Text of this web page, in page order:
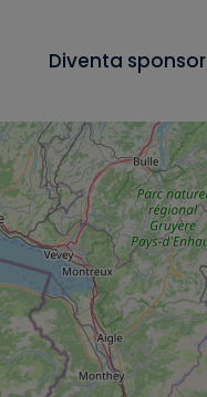
Diventa sponsor